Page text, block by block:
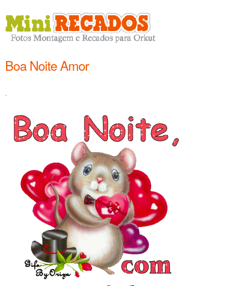
Boa Noite Amor
.